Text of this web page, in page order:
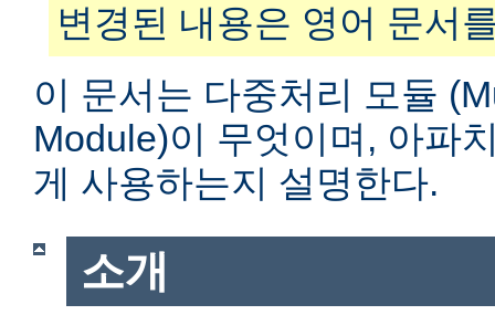
변경된 내용은 영어 문서
이 문서는 다중처리 모듈
Module)이 무엇이며, 아파
게 사용하는지 설명한다.
소개